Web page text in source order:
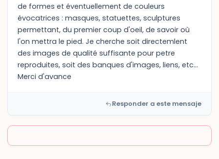
de formes et éventuellement de couleurs
évocatrices : masques, statuettes, sculptures
permettant, du premier coup d'oeil, de savoir où
l'on mettra le pied. Je cherche soit directemlent
des images de qualité suffisante pour petre
reproduites, soit des banques d'images, liens, etc...
Merci d'avance
Responder a este mensaje